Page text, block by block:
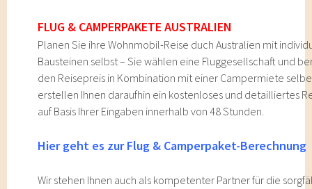
FLUG & CAMPERPAKETE AUSTRALIEN
Planen Sie ihre Wohnmobil-Reise duch Australien mit
Bausteinen selbst – Sie wählen eine Fluggesellschaft und
den Reisepreis in Kombination mit einer Campermiete
erstellen Ihnen daraufhin ein kostenloses und detailliertes
auf Basis Ihrer Eingaben innerhalb von 48 Stunden.
Hier geht es zur Flug & Camperpaket-Berechnung
Wir stehen Ihnen auch als kompetenter Partner für die